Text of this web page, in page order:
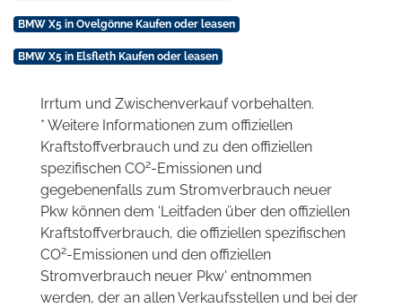
BMW X5 in Ovelgönne Kaufen oder leasen
BMW X5 in Elsfleth Kaufen oder leasen
Irrtum und Zwischenverkauf vorbehalten.
* Weitere Informationen zum offiziellen
Kraftstoffverbrauch und zu den offiziellen
spezifischen CO2-Emissionen und
gegebenenfalls zum Stromverbrauch neuer
Pkw können dem 'Leitfaden über den offiziellen
Kraftstoffverbrauch, die offiziellen spezifischen
CO2-Emissionen und den offiziellen
Stromverbrauch neuer Pkw' entnommen
werden, der an allen Verkaufsstellen und bei der